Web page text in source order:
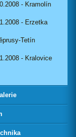
- Kramolín
- Erzetka
Tetín
- Kralovice